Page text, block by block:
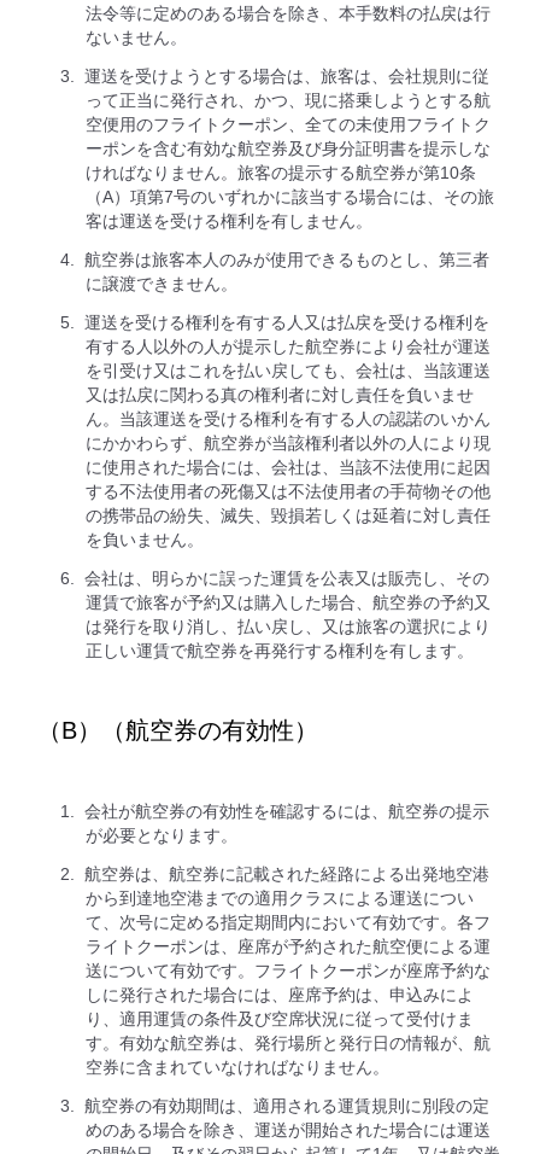
法令等に定めのある場合を除き、本手数料の払戻は行
ないません。
運送を受けようとする場合は、旅客は、会社規則に従
って正当に発行され、かつ、現に搭乗しようとする航
空便用のフライトクーポン、全ての未使用フライトク
ーポンを含む有効な航空券及び身分証明書を提示しな
ければなりません。旅客の提示する航空券が第10条
（A）項第7号のいずれかに該当する場合には、その旅
客は運送を受ける権利を有しません。
航空券は旅客本人のみが使用できるものとし、第三者
に譲渡できません。
運送を受ける権利を有する人又は払戻を受ける権利を
有する人以外の人が提示した航空券により会社が運送
を引受け又はこれを払い戻しても、会社は、当該運送
又は払戻に関わる真の権利者に対し責任を負いませ
ん。当該運送を受ける権利を有する人の認諾のいかん
にかかわらず、航空券が当該権利者以外の人により現
に使用された場合には、会社は、当該不法使用に起因
する不法使用者の死傷又は不法使用者の手荷物その他
の携帯品の紛失、滅失、毀損若しくは延着に対し責任
を負いません。
会社は、明らかに誤った運賃を公表又は販売し、その
運賃で旅客が予約又は購入した場合、航空券の予約又
は発行を取り消し、払い戻し、又は旅客の選択により
正しい運賃で航空券を再発行する権利を有します。
（B）（航空券の有効性）
会社が航空券の有効性を確認するには、航空券の提示
が必要となります。
航空券は、航空券に記載された経路による出発地空港
から到達地空港までの適用クラスによる運送につい
て、次号に定める指定期間内において有効です。各フ
ライトクーポンは、座席が予約された航空便による運
送について有効です。フライトクーポンが座席予約な
しに発行された場合には、座席予約は、申込みによ
り、適用運賃の条件及び空席状況に従って受付けま
す。有効な航空券は、発行場所と発行日の情報が、航
空券に含まれていなければなりません。
航空券の有効期間は、適用される運賃規則に別段の定
めのある場合を除き、運送が開始された場合には運送